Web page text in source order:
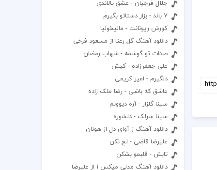
جلال فرجیان - عشق یالاندی
7 باند - بزار دستاتو بگیرم
کورش ریونانت - مالیخولیا
دانلود آهنگ گل رعنا از مسعود فرخی
صدات تو گوشمه - شهاب رمضان
علی جعفرزاده - کیش
دلگیرم - امیر کریمی
عاشق که باشی - رضا ملک زاده
سینا گلزار - آره دیوونم
سینا سرلک - دلشوره
دانلود آهنگ ز آوای دل از هونان
علیرضا قاضی - لج نکن
تابش - قلبمو بشکن
دانلود آهنگ مدلی میکس 1 از علیرضا